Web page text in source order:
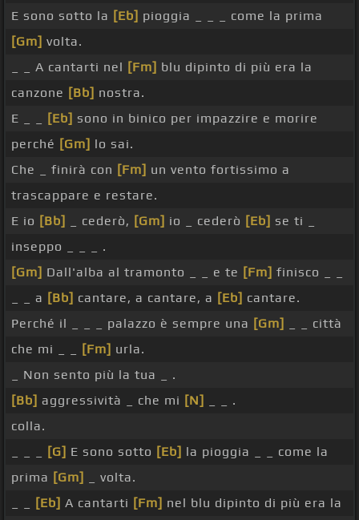
E sono sotto la [Eb] pioggia _ _ _ come la prima
[Gm] volta.
_ _ A cantarti nel [Fm] blu dipinto di più era la
canzone [Bb] nostra.
E _ _
[Eb] sono in binico per impazzire e morire
perché [Gm] lo sai.
Che _ finirà con [Fm] un vento fortissimo a
trascappare e restare.
E io [Bb] _ cederò, [Gm] io _ cederò [Eb] se ti _
inseppo _ _ _ .
[Gm] Dall'alba al tramonto _ _ e te [Fm] finisco _ _
_ _ a [Bb] cantare, a cantare, a [Eb] cantare.
Perché il _ _ _ palazzo è sempre una [Gm]
_ _ città
che mi _ _
[Fm] urla.
_ Non sento più la tua _ .
[Bb] aggressività _ che mi [N]
_ _ .
colla.
[G] E sono sotto [Eb] la pioggia _ _ come la
prima [Gm]
_ volta.
[Eb] A cantarti [Fm] nel blu dipinto di più era la